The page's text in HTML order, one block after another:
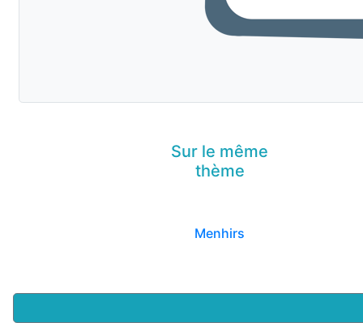
Sur le même
thème
Menhirs